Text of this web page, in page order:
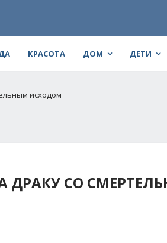
КРАСОТА ДОМ ДЕТИ
исходом
ДРАКУ СО